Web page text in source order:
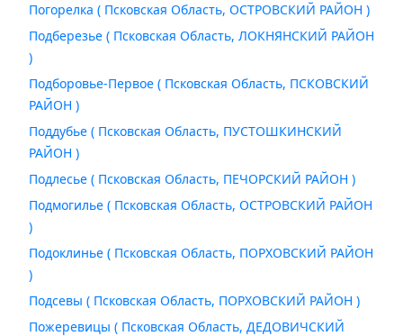
Погорелка ( Псковская Область, ОСТРОВСКИЙ РАЙОН )
Подберезье ( Псковская Область, ЛОКНЯНСКИЙ РАЙОН
)
Подборовье-Первое ( Псковская Область, ПСКОВСКИЙ
РАЙОН )
Поддубье ( Псковская Область, ПУСТОШКИНСКИЙ
РАЙОН )
Подлесье ( Псковская Область, ПЕЧОРСКИЙ РАЙОН )
Подмогилье ( Псковская Область, ОСТРОВСКИЙ РАЙОН
)
Подоклинье ( Псковская Область, ПОРХОВСКИЙ РАЙОН
)
Подсевы ( Псковская Область, ПОРХОВСКИЙ РАЙОН )
Пожеревицы ( Псковская Область, ДЕДОВИЧСКИЙ